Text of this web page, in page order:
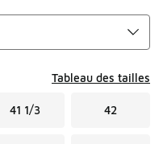
Tableau des tailles
41 1/3 42